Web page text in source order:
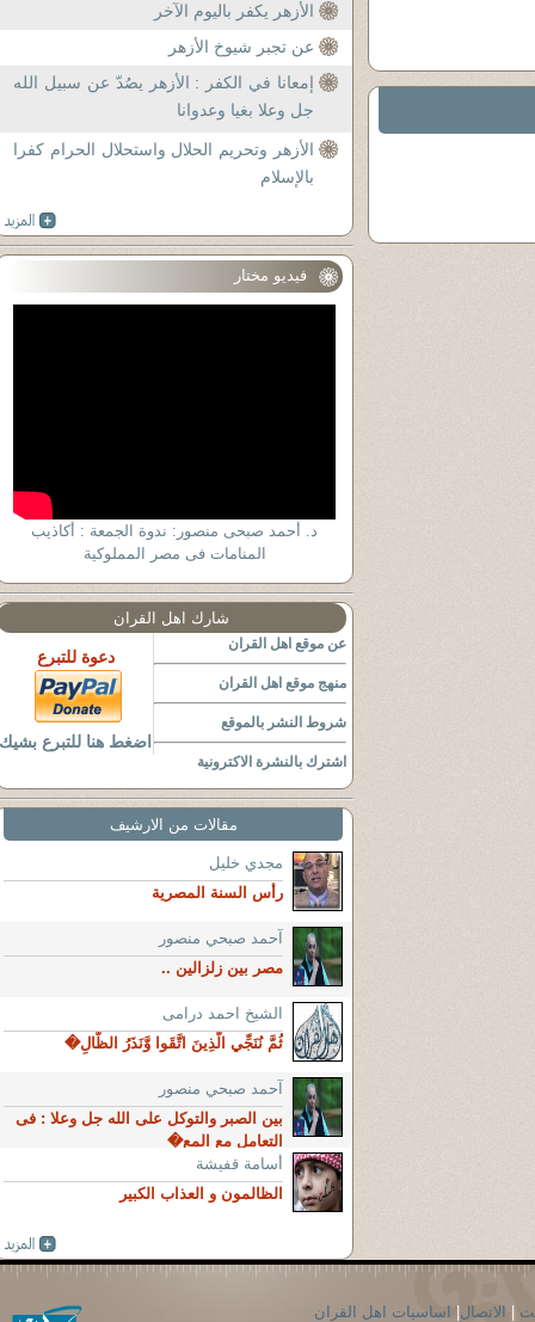
الأزهر يكفر باليوم الآخر
عن تجبر شيوخ الأزهر
إمعانا في الكفر : الأزهر يصُدّ عن سبيل الله
جل وعلا بغيا وعدوانا
الأزهر وتحريم الحلال واستحلال الحرام كفرا
بالإسلام
فيديو مختار
د. أحمد صبحى منصور: ندوة الجمعة : أكاذيب
المنامات فى مصر المملوكية
شارك اهل القران
عن موقع اهل القران
منهج موقع اهل القران
شروط النشر بالموقع
اشترك بالنشرة الاكترونية
دعوة للتبرع
اضغط هنا للتبرع بشيك
مقالات من الارشيف
مجدي خليل
رأس السنة المصرية
آحمد صبحي منصور
مصر بين زلزالين ..
الشيخ احمد درامى
ثُمَّ نُنَجِّي الَّذِينَ اتَّقَوا وَّنَذَرُ الظَّالِ�
آحمد صبحي منصور
بين الصبر والتوكل على الله جل وعلا : فى
التعامل مع المع�
أسامة قفيشة
الظالمون و العذاب الكبير
الاتصال اساسيات اهل القران